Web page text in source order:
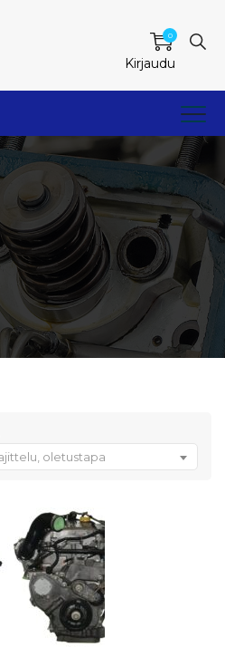
0
Kirjaudu
oletustapa